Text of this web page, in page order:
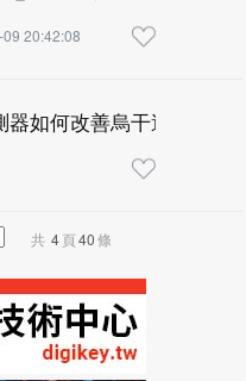
20:42:08
器如何改善烏干達人民的
共 4頁40條